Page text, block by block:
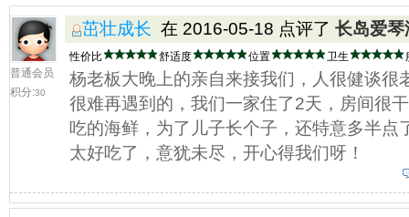
普通会员
积分:30
茁壮成长 在 2016-05-18 点评了 长岛爱
性价比 舒适度 位置 卫生
杨老板大晚上的亲自来接我们，人很健谈很
很难再遇到的，我们一家住了2天，房间很
吃的海鲜，为了儿子长个子，还特意多半点
太好吃了，意犹未尽，开心得我们呀！